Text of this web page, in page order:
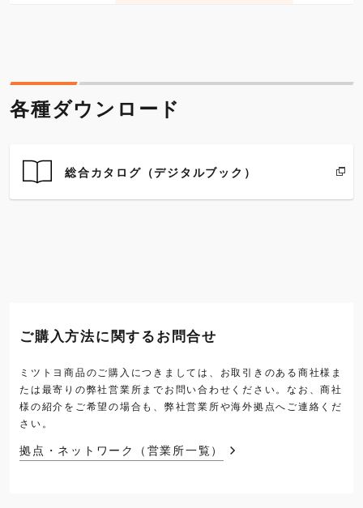
各種ダウンロード
総合カタログ（デジタルブック）
ご購入方法に関するお問合せ
ミツトヨ商品のご購入につきましては、お取引きのある商社様ま
たは最寄りの弊社営業所までお問い合わせください。なお、商社
様の紹介をご希望の場合も、弊社営業所や海外拠点へご連絡くだ
さい。
拠点・ネットワーク（営業所一覧）